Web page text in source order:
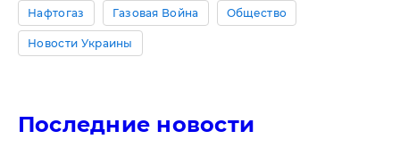
Нафтогаз Газовая Война Общество
Новости Украины
Последние новости